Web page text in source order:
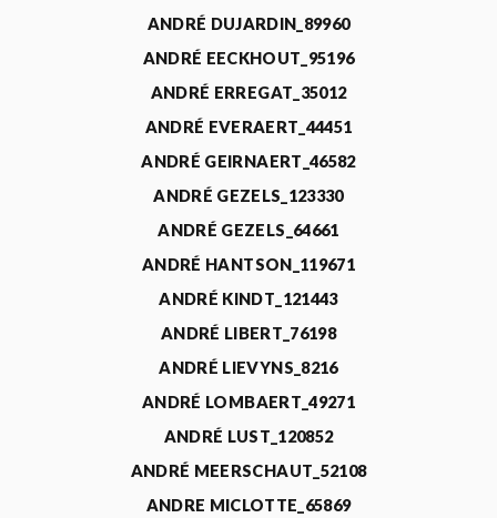
ANDRÉ DUJARDIN_89960
ANDRÉ EECKHOUT_95196
ANDRÉ ERREGAT_35012
ANDRÉ EVERAERT_44451
ANDRÉ GEIRNAERT_46582
ANDRÉ GEZELS_123330
ANDRÉ GEZELS_64661
ANDRÉ HANTSON_119671
ANDRÉ KINDT_121443
ANDRÉ LIBERT_76198
ANDRÉ LIEVYNS_8216
ANDRÉ LOMBAERT_49271
ANDRÉ LUST_120852
ANDRÉ MEERSCHAUT_52108
ANDRE MICLOTTE_65869